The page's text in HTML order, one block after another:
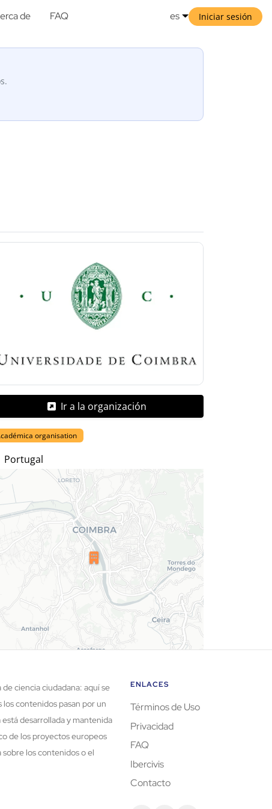
es Iniciar sesión
de FAQ
Ir a la organización
organisation
Portugal
ciencia ciudadana: aquí se
contenidos pasan por un
desarrollada y mantenida
de los proyectos europeos
los contenidos o el
ENLACES
Términos de Uso
Privacidad
FAQ
Ibercivis
Contacto